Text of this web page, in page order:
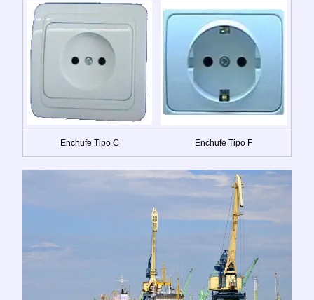
Enchufe Tipo C Enchufe Tipo F